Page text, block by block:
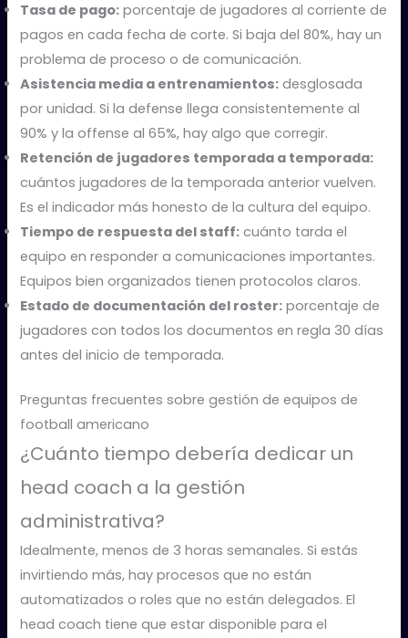
Tasa de pago: porcentaje de jugadores al corriente de
pagos en cada fecha de corte. Si baja del 80%, hay un
problema de proceso o de comunicación.
Asistencia media a entrenamientos: desglosada
por unidad. Si la defense llega consistentemente al
90% y la offense al 65%, hay algo que corregir.
Retención de jugadores temporada a temporada:
cuántos jugadores de la temporada anterior vuelven.
Es el indicador más honesto de la cultura del equipo.
Tiempo de respuesta del staff: cuánto tarda el
equipo en responder a comunicaciones importantes.
Equipos bien organizados tienen protocolos claros.
Estado de documentación del roster: porcentaje de
jugadores con todos los documentos en regla 30 días
antes del inicio de temporada.
Preguntas frecuentes sobre gestión de equipos de
football americano
¿Cuánto tiempo debería dedicar un
head coach a la gestión
administrativa?
Idealmente, menos de 3 horas semanales. Si estás
invirtiendo más, hay procesos que no están
automatizados o roles que no están delegados. El
head coach tiene que estar disponible para el